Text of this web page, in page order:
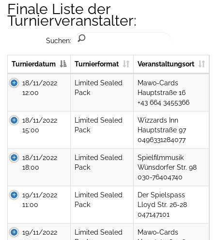
Finale Liste der
Turnierveranstalter:
Suchen:
Turnierdatum Turnierformat Veranstaltungsort
18/11/2022
12:00
Limited Sealed
Pack
Mawo-Cards
Hauptstraße 16
+43 664 3455366
18/11/2022
15:00
Limited Sealed
Pack
Wizzards Inn
Hauptstraße 97
0496331284077
18/11/2022
18:00
Limited Sealed
Pack
Spielfilmmusik
Wünsdorfer Str. 98
030-76404740
19/11/2022
11:00
Limited Sealed
Pack
Der Spielspass
Lloyd Str. 26-28
047147101
19/11/2022
Limited Sealed
Mawo-Cards